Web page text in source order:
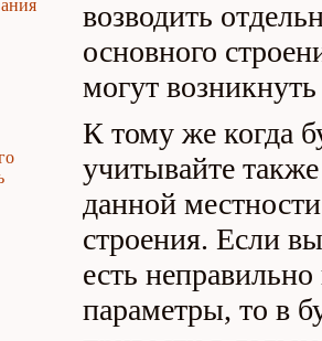
возводить
основного
могут
К тому же когда
учитывайте
данной
строения. Если
есть
параметры, то в